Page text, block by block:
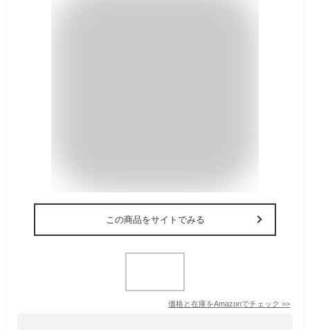
この商品をサイトでみる
価格と在庫をAmazonでチェック >>